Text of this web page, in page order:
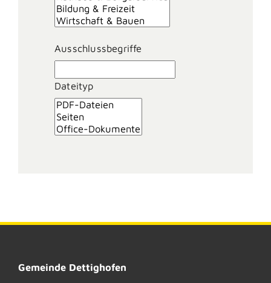
Ausschlussbegriffe
Dateityp
Gemeinde Dettighofen